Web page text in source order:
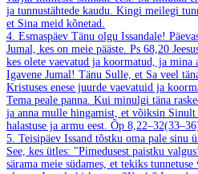
ja tunnustähtede kaudu. Kingi meilegi
et Sina meid kõnetad.
4. Esmaspäev Tänu olgu Issandale!
Jumal, kes on meie pääste. Ps 68,20
kes olete vaevatud ja koormatud, ja mina
Igavene Jumal! Tänu Sulle, et Sa veel
Kristuses enese juurde vaevatuid ja
Tema peale panna. Kui minulgi täna
ja anna mulle hingamist, et võiksin Sinult
halastuse ja armu eest. Õp
5. Teisipäev Issand tõstku oma pale sinu
See, kes ütles: "Pimedusest paistku
särama meie südames, et tekiks